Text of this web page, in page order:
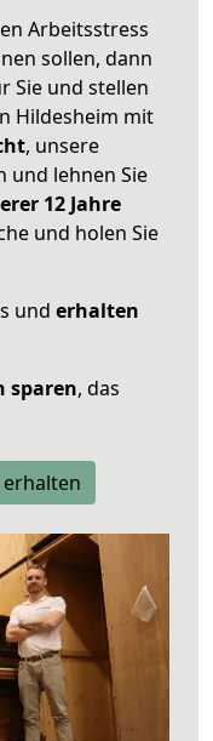
Arbeitsstress
sollen, dann
Sie und stellen
Hildesheim mit
, unsere
und lehnen Sie
12 Jahre
und holen Sie
und erhalten
sparen, das